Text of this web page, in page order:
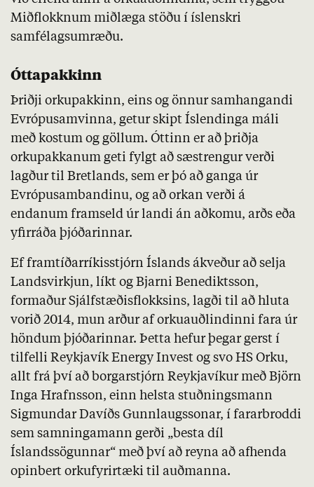
Miðflokknum miðlæga stöðu í íslenskri
samfélagsumræðu.
Óttapakkinn
Þriðji orkupakkinn, eins og önnur samhangandi
Evrópusamvinna, getur skipt Íslendinga máli
með kostum og göllum. Óttinn er að þriðja
orkupakkanum geti fylgt að sæstrengur verði
lagður til Bretlands, sem er þó að ganga úr
Evrópusambandinu, og að orkan verði á
endanum framseld úr landi án aðkomu, arðs eða
yfirráða þjóðarinnar.
Ef framtíðarríkisstjórn Íslands ákveður að selja
Landsvirkjun, líkt og Bjarni Benediktsson,
formaður Sjálfstæðisflokksins, lagði til að hluta
vorið 2014, mun arður af orkuauðlindinni fara úr
höndum þjóðarinnar. Þetta hefur þegar gerst í
tilfelli Reykjavík Energy Invest og svo HS Orku,
allt frá því að borgarstjórn Reykjavíkur með Björn
Inga Hrafnsson, einn helsta stuðningsmann
Sigmundar Davíðs Gunnlaugssonar, í fararbroddi
sem samningamann gerði „besta díl
Íslandssögunnar“ með því að reyna að afhenda
opinbert orkufyrirtæki til auðmanna.